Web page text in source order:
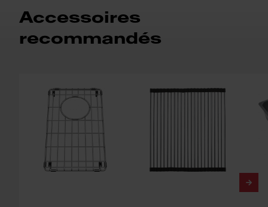
Accessoires
recommandés